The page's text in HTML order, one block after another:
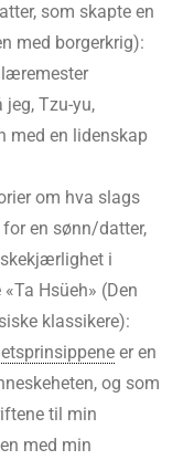
som skapte en
med borgerkrig):
læremester
jeg, Tzu-yu,
med en lidenskap
om hva slags
en sønn/datter,
i
Hsüeh» (Den
klassikere):
er en
og som
til min
med min